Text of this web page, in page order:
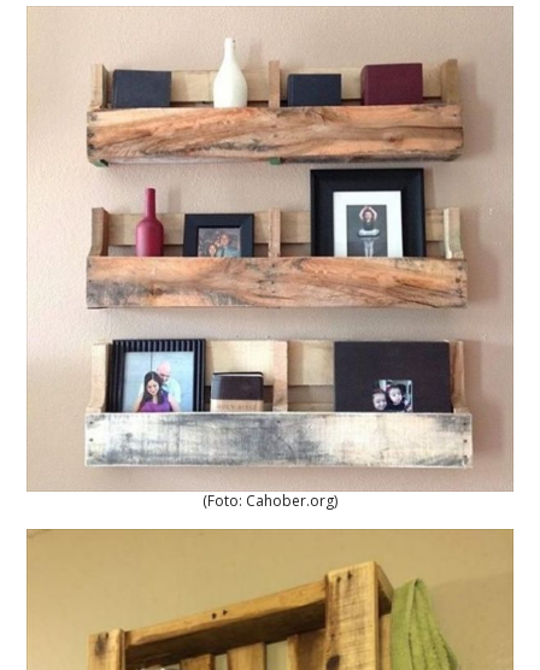
(Foto: Cahober.org)